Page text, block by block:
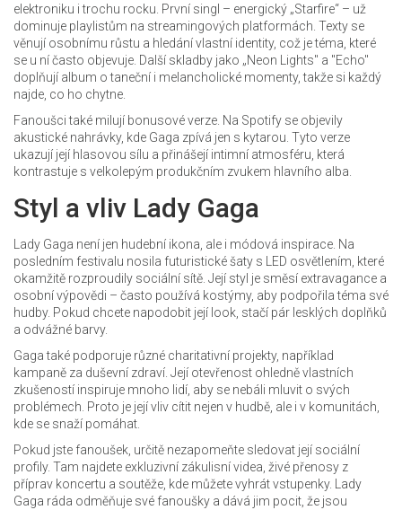
elektroniku i trochu rocku. První singl – energický „Starfire“ – už
dominuje playlistům na streamingových platformách. Texty se
věnují osobnímu růstu a hledání vlastní identity, což je téma, které
se u ní často objevuje. Další skladby jako „Neon Lights" a "Echo"
doplňují album o taneční i melancholické momenty, takže si každý
najde, co ho chytne.
Fanoušci také milují bonusové verze. Na Spotify se objevily
akustické nahrávky, kde Gaga zpívá jen s kytarou. Tyto verze
ukazují její hlasovou sílu a přinášejí intimní atmosféru, která
kontrastuje s velkolepým produkčním zvukem hlavního alba.
Styl a vliv Lady Gaga
Lady Gaga není jen hudební ikona, ale i módová inspirace. Na
posledním festivalu nosila futuristické šaty s LED osvětlením, které
okamžitě rozproudily sociální sítě. Její styl je směsí extravagance a
osobní výpovědi – často používá kostýmy, aby podpořila téma své
hudby. Pokud chcete napodobit její look, stačí pár lesklých doplňků
a odvážné barvy.
Gaga také podporuje různé charitativní projekty, například
kampaně za duševní zdraví. Její otevřenost ohledně vlastních
zkušeností inspiruje mnoho lidí, aby se nebáli mluvit o svých
problémech. Proto je její vliv cítit nejen v hudbě, ale i v komunitách,
kde se snaží pomáhat.
Pokud jste fanoušek, určitě nezapomeňte sledovat její sociální
profily. Tam najdete exkluzivní zákulisní videa, živé přenosy z
příprav koncertu a soutěže, kde můžete vyhrát vstupenky. Lady
Gaga ráda odměňuje své fanoušky a dává jim pocit, že jsou